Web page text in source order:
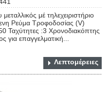
μέ τηλεχειριστήριο
Ρεύμα Τροφοδοσίας (V)
Ταχύτητες :3 Xρονοδιακόπτης
επαγγελματική...
Λεπτομέρειες